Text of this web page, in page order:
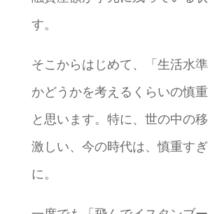
す。
そこからはじめて、「生活水
かどうかを考えるくらいの慎
と思います。特に、世の中の
激しい、今の時代は、慎重す
に。